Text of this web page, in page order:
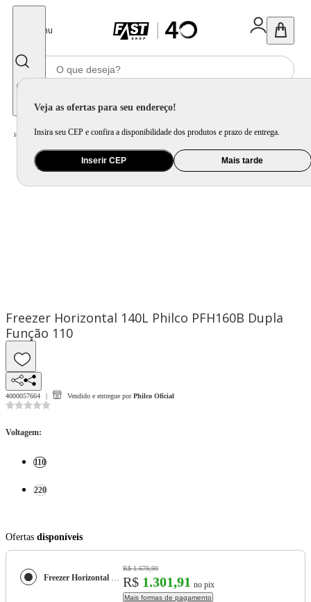
Menu
Veja as ofertas para seu endereço!
Insira seu CEP e confira a disponibilidade dos produtos e prazo de entrega.
Inserir CEP Mais tarde
Home Eletrodomésticos / Geladeira e Freezer / Freezer Horizontal 140L Philco PFH160B Dupla Função
Freezer Horizontal 140L Philco PFH160B Dupla
Função 110
4000057664 Vendido e entregue por Philco Oficial
Voltagem:
110
220
Ofertas disponíveis
Freezer Horizontal 140L Philco PFH160B Dupla Função
R$ 1.679,90
R$ 1.301,91 no pix
Mais formas de pagamento